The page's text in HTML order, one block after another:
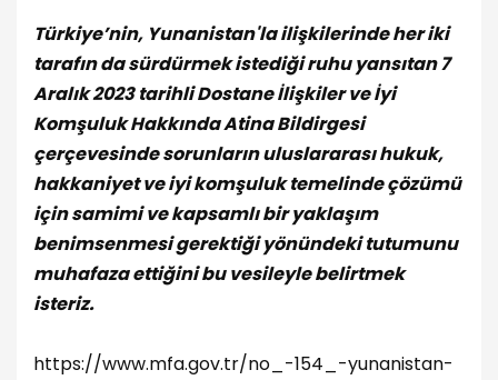
Türkiye’nin, Yunanistan'la ilişkilerinde her iki
tarafın da sürdürmek istediği ruhu yansıtan 7
Aralık 2023 tarihli Dostane İlişkiler ve İyi
Komşuluk Hakkında Atina Bildirgesi
çerçevesinde sorunların uluslararası hukuk,
hakkaniyet ve iyi komşuluk temelinde çözümü
için samimi ve kapsamlı bir yaklaşım
benimsenmesi gerektiği yönündeki tutumunu
muhafaza ettiğini bu vesileyle belirtmek
isteriz.
https://www.mfa.gov.tr/no_-154_-yunanistan-